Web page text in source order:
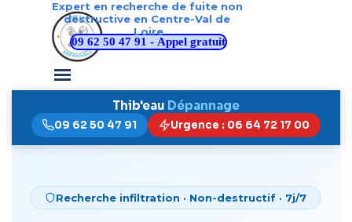
Aller au contenu
09 62 50 47 91 - Appel gratuit
Expert en recherche de fuite non
destructive en Centre-Val de
Loire
Thib'eau Dépannage
09 62 50 47 91 Urgence : 06 64 72 17 00
Recherche infiltration · Non-destructif · 7j/7